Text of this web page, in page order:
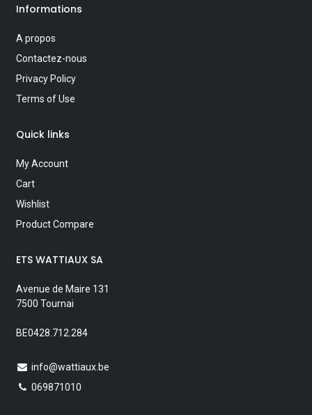
Informations
A propos
Contactez-nous
Privacy Policy
Terms of Use
Quick links
My Account
Cart
Wishlist
Product Compare
ETS WATTIAUX SA
Avenue de Maire 131
7500 Tournai
BE0428.712.284
info@wattiaux.be
069871010